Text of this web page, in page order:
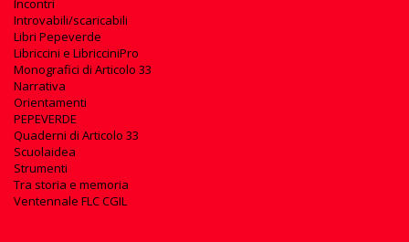
Incontri
Introvabili/scaricabili
Libri Pepeverde
Libriccini e LibricciniPro
Monografici di Articolo 33
Narrativa
Orientamenti
PEPEVERDE
Quaderni di Articolo 33
Scuolaidea
Strumenti
Tra storia e memoria
Ventennale FLC CGIL